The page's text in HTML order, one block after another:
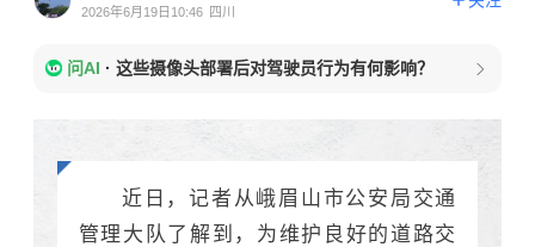
2026年6月19日10:46 四川
问AI · 这些摄像头部署后对驾驶员行为有何影响？
近日，记者从峨眉山市公安局交通
管理大队了解到，为维护良好的道路交